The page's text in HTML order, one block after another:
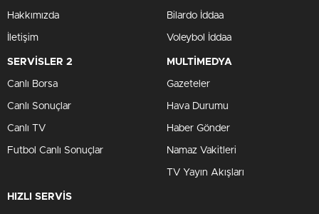
Hakkımızda
İletişim
Bilardo İddaa
Voleybol İddaa
SERVİSLER 2
Canlı Borsa
Canlı Sonuçlar
Canlı TV
Futbol Canlı Sonuçlar
MULTİMEDYA
Gazeteler
Hava Durumu
Haber Gönder
Namaz Vakitleri
TV Yayın Akışları
HIZLI SERVİS